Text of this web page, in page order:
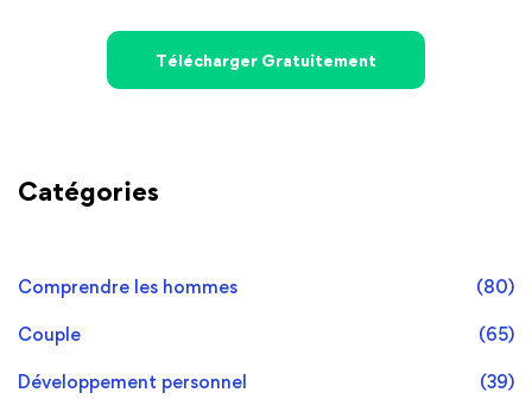
Télécharger Gratuitement
Catégories
Comprendre les hommes (80)
Couple (65)
Développement personnel (39)